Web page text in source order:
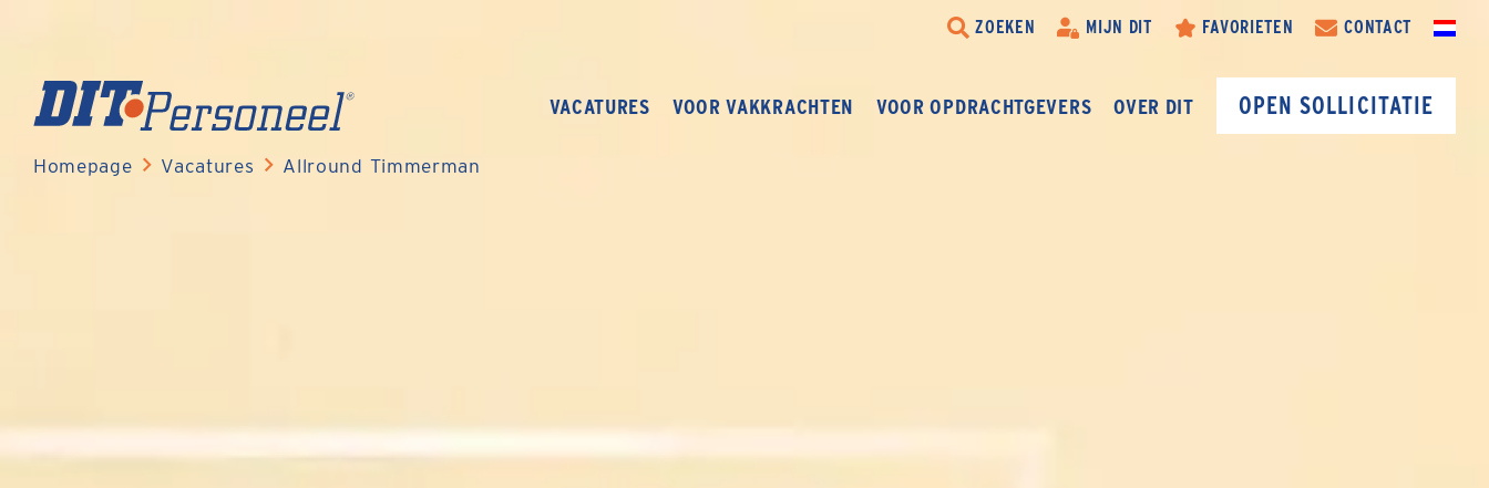
ZOEKEN MIJN DIT FAVORIETEN CONTACT
VACATURES VOOR VAKKRACHTEN VOOR OPDRACHTGEVERS OVER DIT OPEN SOLLICITATIE
Homepage Vacatures Allround Timmerman